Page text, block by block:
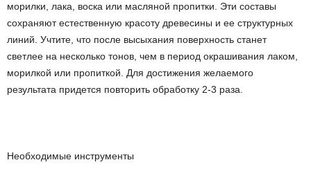
морилки, лака, воска или масляной пропитки. Эти составы
сохраняют естественную красоту древесины и ее структурных
линий. Учтите, что после высыхания поверхность станет
светлее на несколько тонов, чем в период окрашивания лаком,
морилкой или пропиткой. Для достижения желаемого
результата придется повторить обработку 2-3 раза.
Необходимые инструменты